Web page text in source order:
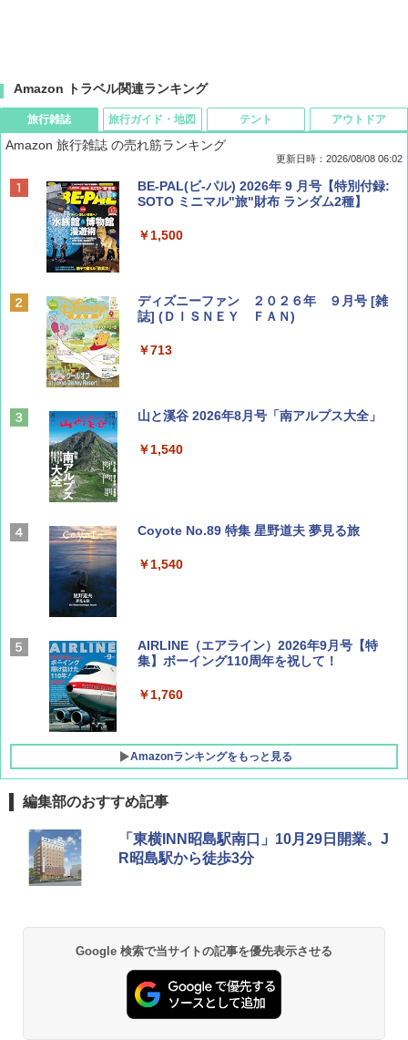
Amazon トラベル関連ランキング
旅行雑誌
Amazon 旅行雑誌 の売れ筋ランキング
更新日時：2026/08/08 06:02
BE-PAL(ビ-パル) 2026年 9 月号【特別付録:
SOTO ミニマル"旅"財布 ランダム2種】
￥1,500
ディズニーファン ２０２６年 ９月号 [雑
誌] (ＤＩＳＮＥＹ ＦＡＮ)
￥713
山と溪谷 2026年8月号「南アルプス大全」
￥1,540
Coyote No.89 特集 星野道夫 夢見る旅
￥1,540
AIRLINE（エアライン）2026年9月号【特
集】ボーイング110周年を祝して！
￥1,760
Amazonランキングをもっと見る
旅行ガイド・地図
D40 地球の歩き方 チェンマイ タイ北部の魅
力的な町 2026～2027 地球の歩き方D アジア
地球の歩き方 スター・ウォーズ
￥2,695
テント
[キャンパーズコレクション 山善] ポップアッ
プテント 傘みたいに広げて畳める パッとサ
ッとサンシェード キューブ フルクローズ メ
￥6,830
PYKES PEAK (パイクスピーク) 着替えテン
ト プライバシー テント 【中が透けない】 1
人用 折りたたみ 防災グッズ 災害用トイレ ビ
アウトドア
GRANDOOR ステンレス保冷剤 2個セット 2
026リニューアル 急速冷凍 空間倍増 衛生的
コンパクト 保冷力長持ち
BUNDOK(バンドック)ソロ ドーム 1 EX BDK
レーム ドーム型 テント
￥14,800
編集部のおすすめ記事
「東横INN昭島駅南口」10月29日開業。J
R昭島駅から徒歩3分
Google 検索で当サイトの記事を優先表示させる